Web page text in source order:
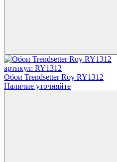
артикул: RY1312
Обои Trendsetter Roy RY1312
Наличие уточняйте